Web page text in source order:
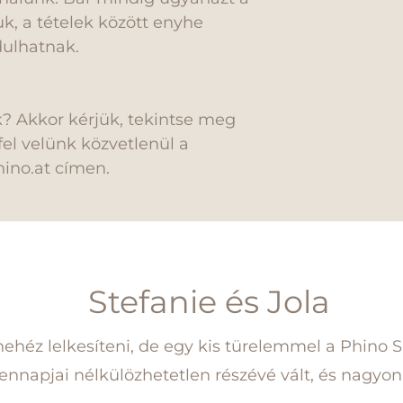
a tételek között enyhe
Akkor kérjük, tekintse meg
velünk közvetlenül a
címen.
Stefanie és Jola
lelkesíteni, de egy kis türelemmel a Phino
nélkülözhetetlen részévé vált, és nagyon